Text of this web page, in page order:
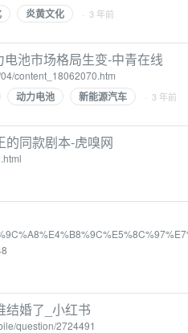
炎黄文化 · 3 年前
电池市场格局生变-中青在线
content_18062070.htm
动力电池 新能源汽车 · 3 年前
的同款剧本-虎嗅网
结婚了_小红书
question/2724491